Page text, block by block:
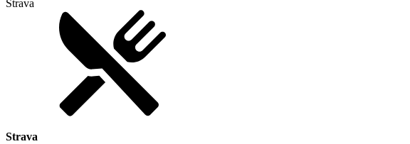
Strava
Strava